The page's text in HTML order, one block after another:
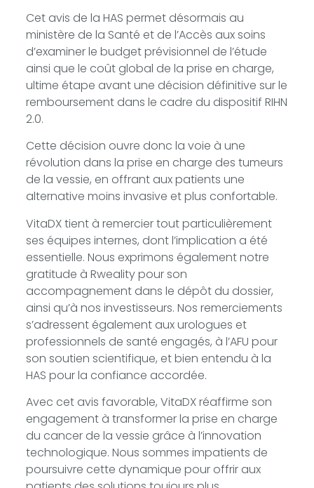
Cet avis de la HAS permet désormais au
ministère de la Santé et de l’Accès aux soins
d’examiner le budget prévisionnel de l’étude
ainsi que le coût global de la prise en charge,
ultime étape avant une décision définitive sur le
remboursement dans le cadre du dispositif RIHN
2.0.
Cette décision ouvre donc la voie à une
révolution dans la prise en charge des tumeurs
de la vessie, en offrant aux patients une
alternative moins invasive et plus confortable.
VitaDX tient à remercier tout particulièrement
ses équipes internes, dont l’implication a été
essentielle. Nous exprimons également notre
gratitude à Rweality pour son
accompagnement dans le dépôt du dossier,
ainsi qu’à nos investisseurs. Nos remerciements
s’adressent également aux urologues et
professionnels de santé engagés, à l’AFU pour
son soutien scientifique, et bien entendu à la
HAS pour la confiance accordée.
Avec cet avis favorable, VitaDX réaffirme son
engagement à transformer la prise en charge
du cancer de la vessie grâce à l’innovation
technologique. Nous sommes impatients de
poursuivre cette dynamique pour offrir aux